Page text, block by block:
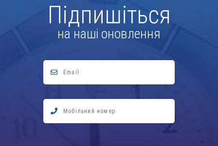
Підпишіться
на наші оновлення